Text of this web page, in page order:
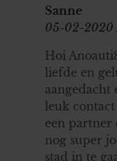
Sanne
05-02-2020
Hoi
liefde en
aangedacht
leuk
een partner
nog super
stad in te